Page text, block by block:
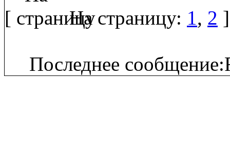
[ На страницу: 1, 2 ]
Последнее